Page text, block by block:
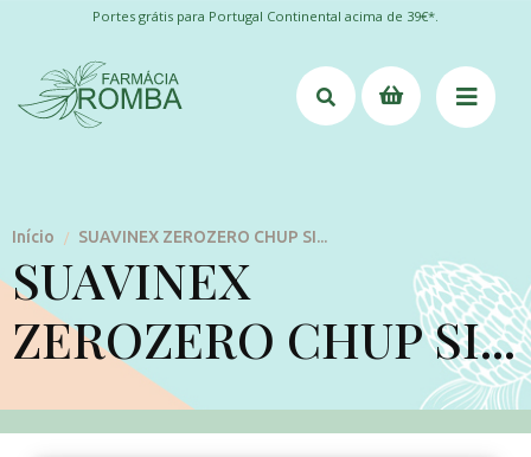
Portes grátis para Portugal Continental acima de 39€*.
Início / SUAVINEX ZEROZERO CHUP SI...
SUAVINEX
ZEROZERO CHUP SI...